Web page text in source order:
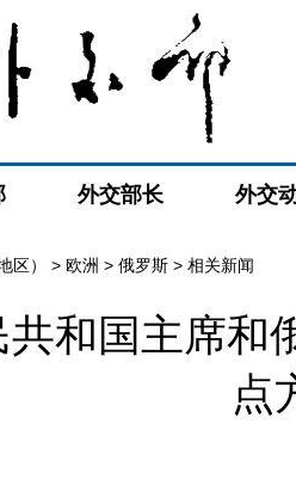
外交部长 外交
区） > 欧洲 > 俄罗斯 > 相关新闻
共和国主席和
点